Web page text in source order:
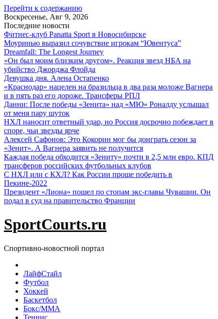
Перейти к содержанию
Воскресенье, Авг 9, 2026
Последние новости
Фитнес-клуб Panatta Sport в Новосибирске
Моуринью выразил сочувствие игрокам “Ювентуса”
Dreamfall: The Longest Journey
«Он был моим близким другом». Реакция звезд НБА на
убийство Джорджа Флойда
Девушка дня. Алена Остапенко
«Краснодар» нацелен на бразильца в два раза моложе Вагнера
и в пять раз его дороже. Трансферы РПЛ
Данни: После победы «Зенита» над «МЮ» Роналду услышал
от меня пару шуток
НХЛ наносит ответный удар, но Россия досрочно побеждает в
споре, чьи звезды ярче
Алексей Сафонов: Это Кокорин мог бы доиграть сезон за
«Зенит». А Вагнера заявить не получится
Каждая победа обходится «Зениту» почти в 2,5 млн евро. КПД
трансферов российских футбольных клубов
С НХЛ или с КХЛ? Как России проще победить в
Пекине-2022
Президент «Лиона» пошел по стопам экс-главы Чувашии. Он
подал в суд на правительство Франции
SportCourts.ru
Спортивно-новостной портал
ЛайфСтайл
Футбол
Хоккей
Баскетбол
Бокс/MMA
Теннис